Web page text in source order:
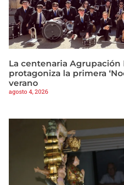
La centenaria Agrupación
protagoniza la primera
verano
agosto 4, 2026